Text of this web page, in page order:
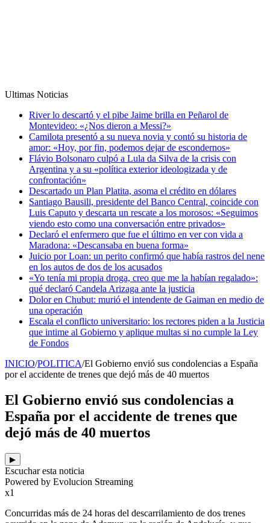
Ultimas Noticias
River lo descartó y el pibe Jaime brilla en Peñarol de
Montevideo: «¿Nos dieron a Messi?»
Camilota presentó a su nueva novia y contó su historia de
amor: «Hoy, por fin, podemos dejar de escondernos»
Flávio Bolsonaro culpó a Lula da Silva de la crisis con
Argentina y a su «política exterior ideologizada y de
confrontación»
Descartado un Plan Platita, asoma el crédito en dólares
Santiago Bausili, presidente del Banco Central, coincide con
Luis Caputo y descarta un rescate a los morosos: «Seguimos
viendo esto como una conversación entre privados»
Declaró el enfermero que fue el último en ver con vida a
Maradona: «Descansaba en buena forma»
Juicio por Loan: un perito confirmó que había rastros del nene
en los autos de dos de los acusados
«Yo tenía mi propia droga, creo que me la habían regalado»:
qué declaró Candela Arizaga ante la justicia
Dolor en Chubut: murió el intendente de Gaiman en medio de
una operación
Escala el conflicto universitario: los rectores piden a la Justicia
que intime al Gobierno y aplique multas si no cumple la Ley
de Fondos
INICIO/POLITICA/El Gobierno envió sus condolencias a España
por el accidente de trenes que dejó más de 40 muertos
El Gobierno envió sus condolencias a
España por el accidente de trenes que
dejó más de 40 muertos
▶
Escuchar esta noticia
Powered by Evolucion Streaming
x1
Concurridas más de 24 horas del descarrilamiento de dos trenes